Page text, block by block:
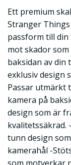
Ett premium
Stranger
passform till din
mot skador
baksidan av din
exklusiv design
Passar utmärkt
kamera på
design som är
kvalitetssäkrad.
tunn design
kamerahål -